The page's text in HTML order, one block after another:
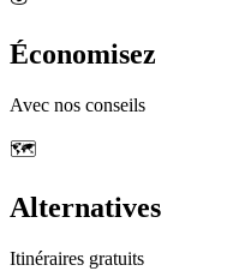
Économisez
Avec nos conseils
🗺️
Alternatives
Itinéraires gratuits